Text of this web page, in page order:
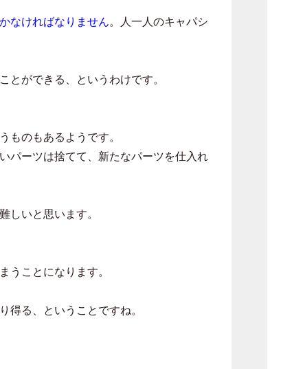
なければなりません。人一人のキャパシ
とができる、というわけです。
ものもあるようです。
パーツは捨てて、新たなパーツを仕入れ
しいと思います。
うことになります。
得る、ということですね。